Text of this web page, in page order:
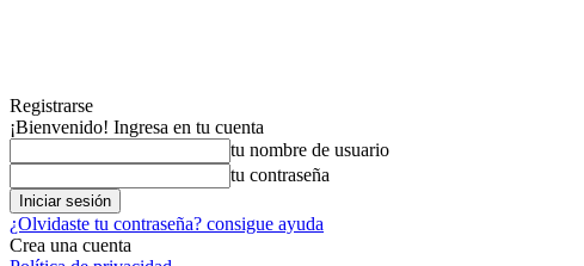
Registrarse
¡Bienvenido! Ingresa en tu cuenta
tu nombre de usuario
tu contraseña
¿Olvidaste tu contraseña? consigue ayuda
Crea una cuenta